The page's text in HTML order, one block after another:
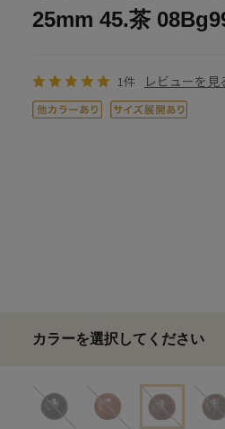
25mm 45.茶
1件 レビューを見
カラーを選択してください